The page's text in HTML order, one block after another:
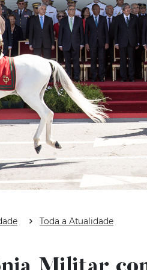
Toda a Atualidade